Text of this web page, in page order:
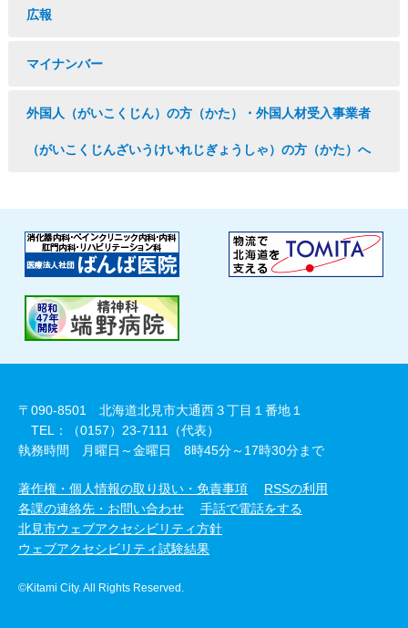
広報
マイナンバー
外国人（がいこくじん）の方（かた）・外国人材受入事業者
（がいこくじんざいうけいれじぎょうしゃ）の方（かた）へ
〒090-8501 北海道北見市大通西３丁目１番地１
TEL：（0157）23-7111（代表）
執務時間 月曜日～金曜日 8時45分～17時30分まで
著作権・個人情報の取り扱い・免責事項
RSSの利用
各課の連絡先・お問い合わせ
手話で電話をする
北見市ウェブアクセシビリティ方針
ウェブアクセシビリティ試験結果
©Kitami City. All Rights Reserved.